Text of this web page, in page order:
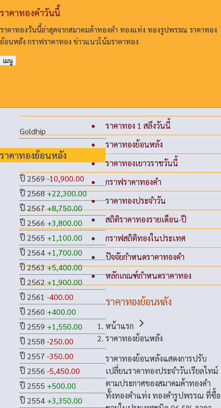
ราคาทองคําวันนี้
ราคาทองวันนี้ล่าสุดจากสมาคมค้าทองคํา ทองแท่ง ทองรูปพรรณ ราคาทอง
ย้อนหลัง กราฟราคาทอง ข่าวแนวโน้มราคาทอง
เมนู
Goldhip
ราคาทองย้อนหลัง
ปี 2569 -10,900.00
ปี 2568+22,300.00
ปี 2567+8,750.00
ปี 2566 +3,800.00
ปี 2565 +1,100.00
ปี 2564 +1,700.00
ปี 2563+5,400.00
ปี 2562+1,900.00
ปี 2561 -400.00
ปี 2560 +400.00
ปี 2559 +1,550.00
ปี 2558 -250.00
ปี 2557 -350.00
ปี 2556 -5,450.00
ปี 2555 +500.00
ปี 2554 +3,350.00
ราคาทอง 1 สลึงวันนี้
ราคาทองย้อนหลัง
ราคาทองเยาวราชวันนี้
กราฟราคาทองคำ
ราคาทองประจำวัน
สถิติราคาทองรายเดือน-ปี
กราฟสถิติทองในประเทศ
ปัจจัยกำหนดราคาทองคำ
หลักเกณฑ์กำหนดราคาทอง
ราคาทองย้อนหลัง
หน้าแรก
ราคาทองย้อนหลัง
ราคาทองย้อนหลังแสดงการปรับ
เปลี่ยนราคาทองประจำวันเรียลไทม์
ตามประกาศของสมาคมค้าทองคำ
ทั้งทองคำแท่ง ทองคำรูปพรรณ ที่ซื้อ